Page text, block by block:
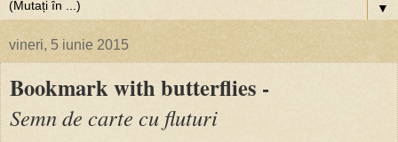
▼
vineri, 5 iunie 2015
Bookmark with butterflies -
Semn de carte cu fluturi